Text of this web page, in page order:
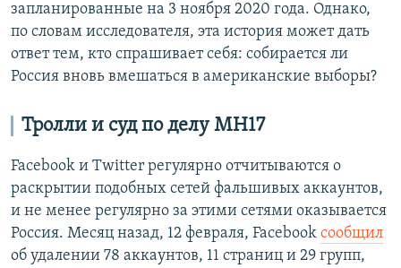
запланированные на 3 ноября 2020 года. Однако,
по словам исследователя, эта история может дать
ответ тем, кто спрашивает себя: собирается ли
Россия вновь вмешаться в американские выборы?
Тролли и суд по делу MH17
Facebook и Twitter регулярно отчитываются о
раскрытии подобных сетей фальшивых аккаунтов,
и не менее регулярно за этими сетями оказывается
Россия. Месяц назад, 12 февраля, Facebook​ сообщил
об удалении 78 аккаунтов, 11 страниц и 29 групп,